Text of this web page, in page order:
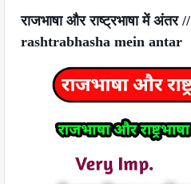
राजभाषा और राष्ट्रभाषा में अंतर //
rashtrabhasha mein antar